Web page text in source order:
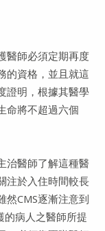
醫師必須定期再度
的資格，並且就這
證明，根據其醫學
命將不超過六個
治醫師了解這種醫
注於入住時間較長
然CMS逐漸注意到
的病人之醫師所提